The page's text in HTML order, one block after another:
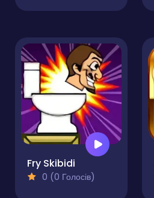
Fry Skibidi
0 (0 Голосів)